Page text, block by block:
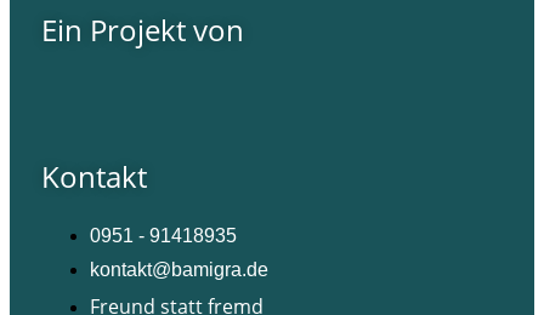
Ein Projekt von
Kontakt
0951 - 91418935
kontakt@bamigra.de
Freund statt fremd